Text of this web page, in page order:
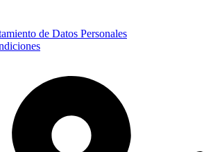
de Datos Personales